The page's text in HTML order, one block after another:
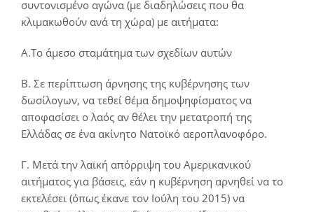
συντονισμένο αγώνα (με διαδηλώσεις που θα
κλιμακωθούν ανά τη χώρα) με αιτήματα:
Α.Το άμεσο σταμάτημα των σχεδίων αυτών
Β. Σε περίπτωση άρνησης της κυβέρνησης των
δωσίλογων, να τεθεί θέμα δημοψηφίσματος να
αποφασίσει ο λαός αν θέλει την μετατροπή της
Ελλάδας σε ένα ακίνητο Νατοϊκό αεροπλανοφόρο.
Γ. Μετά την λαϊκή απόρριψη του Αμερικανικού
αιτήματος για βάσεις, εάν η κυβέρνηση αρνηθεί να το
εκτελέσει (όπως έκανε τον Ιούλη του 2015) να